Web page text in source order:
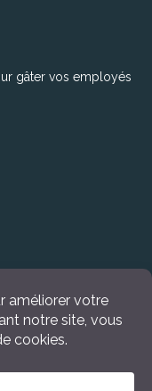
gâter vos employés
(2009 - 2026)